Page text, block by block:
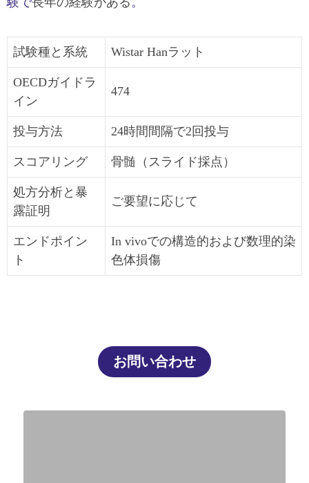
試験種と系統 Wistar Hanラット
OECDガイドラ
イン
474
投与方法 24時間間隔で2回投与
スコアリング 骨髄（スライド採点）
処方分析と暴
露証明
ご要望に応じて
エンドポイン
ト
In vivoでの構造的および数理的染
色体損傷
お問い合わせ